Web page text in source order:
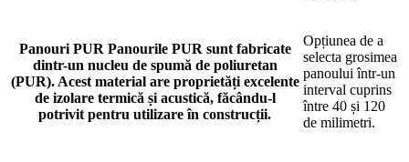
Panouri PUR Panourile PUR sunt fabricate
dintr-un nucleu de spumă de poliuretan
(PUR). Acest material are proprietăți excelente
de izolare termică și acustică, făcându-l
potrivit pentru utilizare în construcții.
Opțiunea de a
selecta grosimea
panoului într-un
interval cuprins
între 40 și 120
de milimetri.